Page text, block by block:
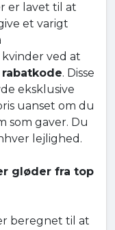
er lavet til at
et varigt
ved at
rabatkode. Disse
eksklusive
uanset om du
som gaver. Du
lejlighed.
gløder fra top
beregnet til at